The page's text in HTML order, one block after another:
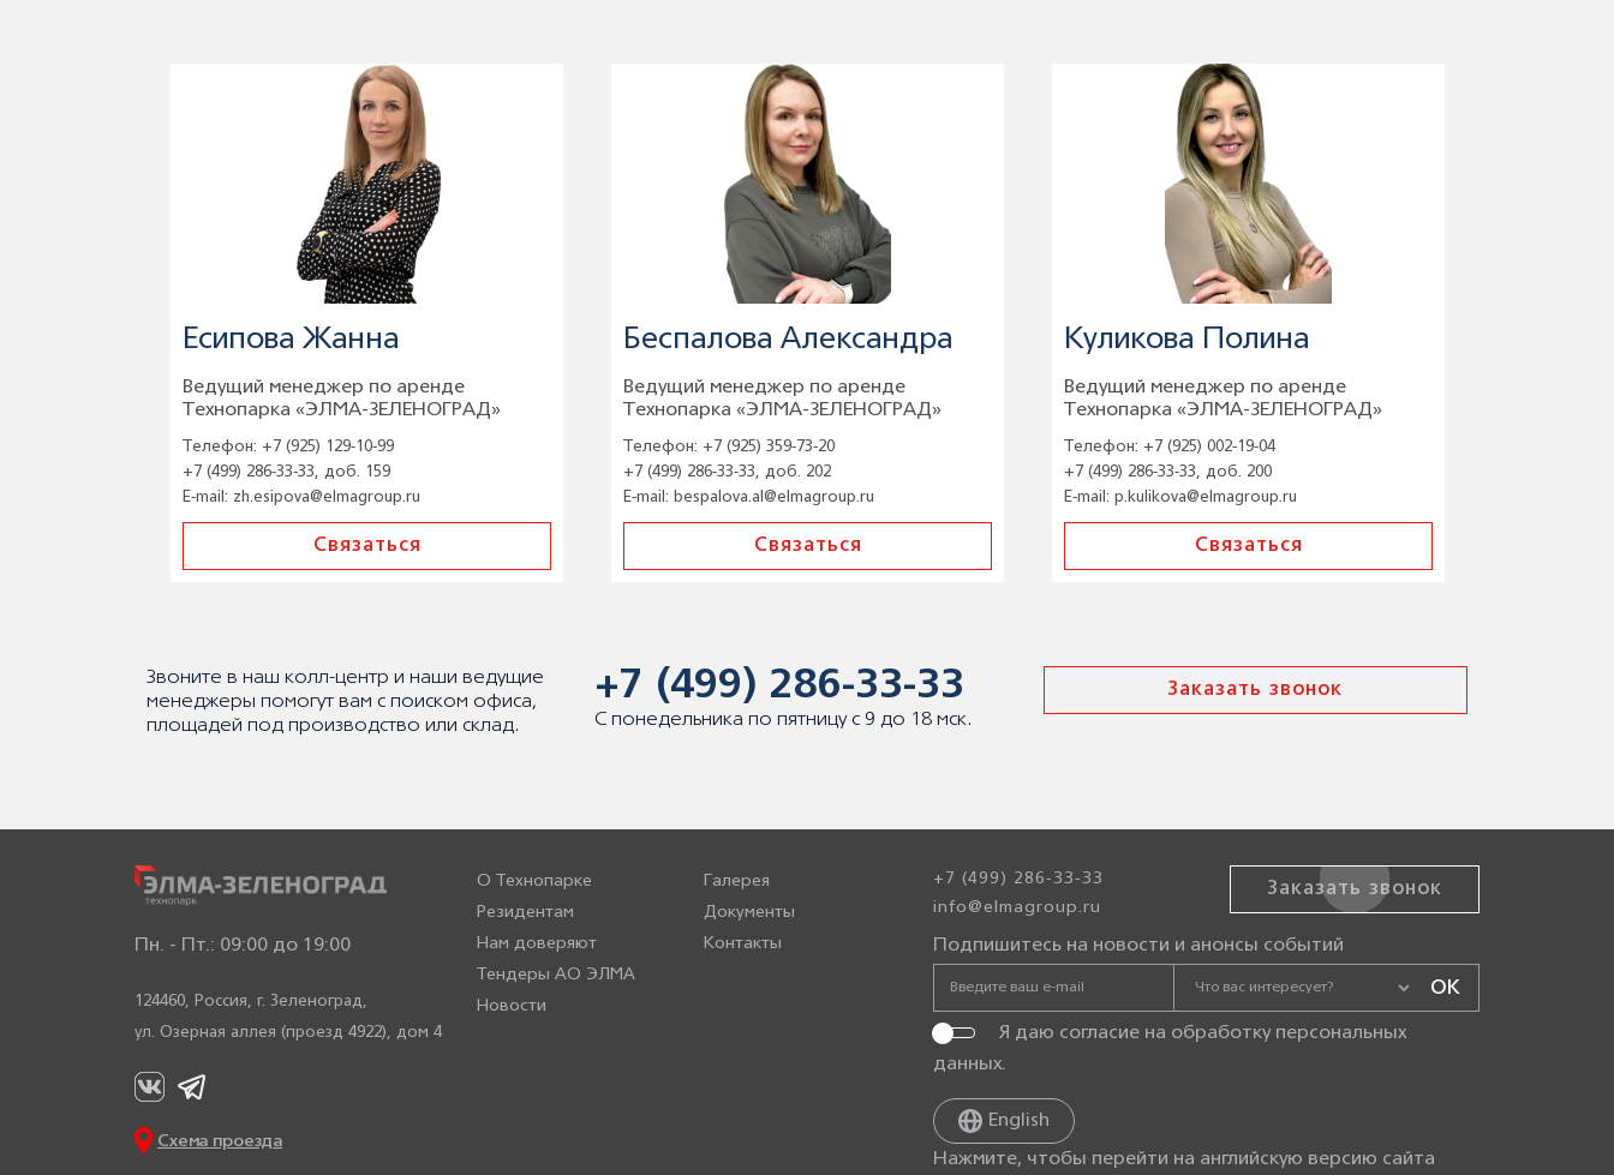
Есипова Жанна
Ведущий менеджер по аренде
Технопарка «ЭЛМА-ЗЕЛЕНОГРАД»
Телефон: +7 (925) 129-10-99
+7 (499) 286-33-33, доб. 159
E-mail: zh.esipova@elmagroup.ru
Связаться
Беспалова Александра
Ведущий менеджер по аренде
Технопарка «ЭЛМА-ЗЕЛЕНОГРАД»
Телефон: +7 (925) 359-73-20
+7 (499) 286-33-33, доб. 202
E-mail:
bespalova.al@elmagroup.ru
Связаться
Куликова Полина
Ведущий менеджер по аренде
Технопарка «ЭЛМА-ЗЕЛЕНОГРАД»
Телефон: +7 (925) 002-19-04
+7 (499) 286-33-33, доб. 200
E-mail: p.kulikova@elmagroup.ru
Связаться
Звоните в наш колл-центр и наши ведущие
менеджеры помогут вам с поиском офиса,
площадей под производство или склад.
+7 (499) 286-33-33
С понедельника по пятницу с 9 до 18 мск.
Заказать звонок
Пн. - Пт.: 09:00 до 19:00
124460, Россия, г. Зеленоград,
ул. Озерная аллея (проезд 4922), дом 4
Схема проезда
О Технопарке
Резидентам
Нам доверяют
Тендеры АО ЭЛМА
Новости
Галерея
Документы
Контакты
+7 (499) 286-33-33
info@elmagroup.ru
Заказать звонок
Подпишитесь на новости и анонсы событий
Я даю согласие на обработку персональных
данных.
English
Нажмите, чтобы перейти на английскую версию сайта